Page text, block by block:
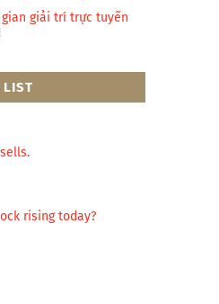
gian giải trí trực tuyến
LIST
rising today?